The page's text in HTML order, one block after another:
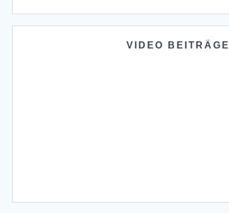
VIDEO BEITRÄGE